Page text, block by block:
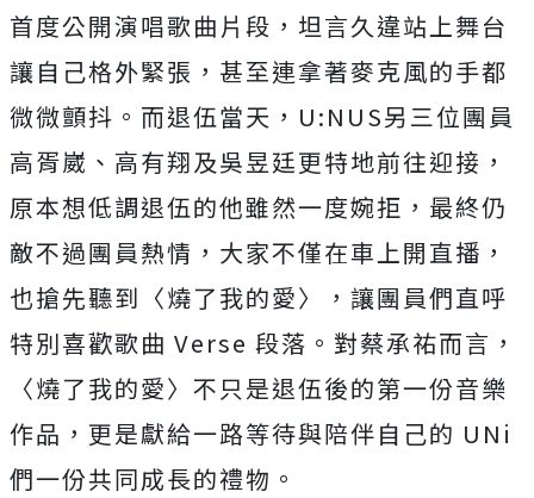
首度公開演唱歌曲片段， 坦言久違站上舞台
讓自己格外緊張， 甚至連拿著麥克風的手都
微微顫抖。而退伍當天，U:NUS另三位團員
高胥崴、高有翔及吳昱廷更特地前往迎接，
原本想低調退伍的他雖然一度婉拒，最終仍
敵不過團員熱情， 大家不僅在車上開直播，
也搶先聽到〈燒了我的愛〉， 讓團員們直呼
特別喜歡歌曲 Verse 段落。對蔡承祐而言，
〈燒了我的愛〉 不只是退伍後的第一份音樂
作品，更是獻給一路等待與陪伴自己的 UNi
們一份共同成長的禮物。